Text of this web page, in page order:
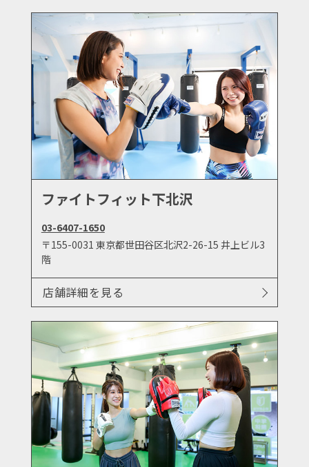
ファイトフィット下北沢
03-6407-1650
〒155-0031 東京都世田谷区北沢2-26-15 井上ビル3
階
店舗詳細を見る